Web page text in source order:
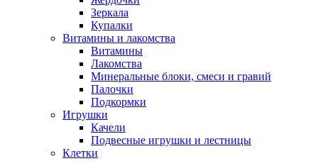
Зеркала
Купалки
Витамины и лакомства
Витамины
Лакомства
Минеральные блоки, смеси и гравий
Палочки
Подкормки
Игрушки
Качели
Подвесные игрушки и лестницы
Клетки